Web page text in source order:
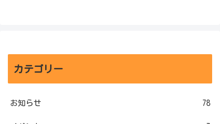
カテゴリー
お知らせ 78